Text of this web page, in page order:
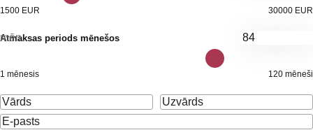
1500 EUR 30000 EUR
Atmaksas periods mēnešos
mēn.
1 mēnesis 120 mēneši